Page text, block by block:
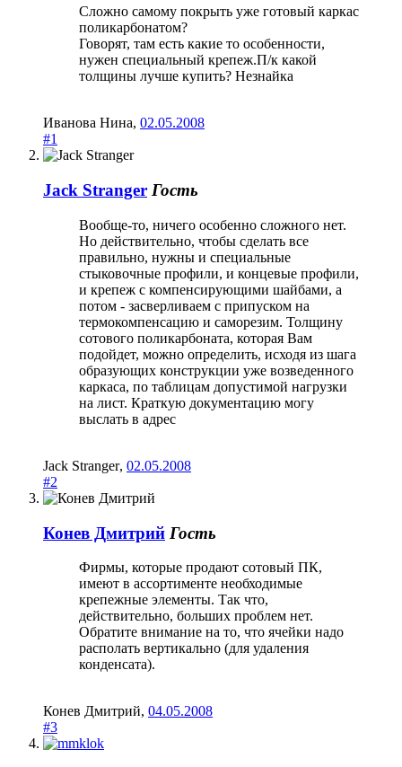
Сложно самому покрыть уже готовый каркас
поликарбонатом?
Говорят, там есть какие то особенности,
нужен специальный крепеж.П/к какой
толщины лучше купить? Незнайка
Иванова Нина, 02.05.2008
#1
Jack Stranger Гость
Вообще-то, ничего особенно сложного нет.
Но действительно, чтобы сделать все
правильно, нужны и специальные
стыковочные профили, и концевые профили,
и крепеж с компенсирующими шайбами, а
потом - засверливаем с припуском на
термокомпенсацию и саморезим. Толщину
сотового поликарбоната, которая Вам
подойдет, можно определить, исходя из шага
образующих конструкции уже возведенного
каркаса, по таблицам допустимой нагрузки
на лист. Краткую документацию могу
выслать в адрес
Jack Stranger, 02.05.2008
#2
Конев Дмитрий Гость
Фирмы, которые продают сотовый ПК,
имеют в ассортименте необходимые
крепежные элементы. Так что,
действительно, больших проблем нет.
Обратите внимание на то, что ячейки надо
располать вертикально (для удаления
конденсата).
Конев Дмитрий, 04.05.2008
#3